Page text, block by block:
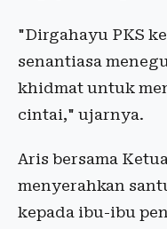
"Dirgahayu PKS
senantiasa
khidmat untuk
cintai," ujarnya.
Aris bersama
menyerahkan
kepada ibu-ibu